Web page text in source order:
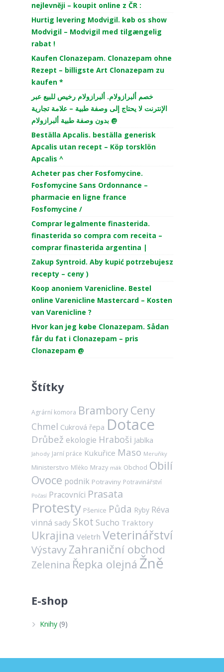
nejlevněji – koupit online z ČR :
Hurtig levering Modvigil. køb os show
Modvigil – Modvigil med tilgængelig
rabat !
Kaufen Clonazepam. Clonazepam ohne
Rezept – billigste Art Clonazepam zu
kaufen *
خصم ألبرازولام. ألبرازولام رخيص للبيع عبر
الإنترنت لا يحتاج إلى وصفة طبية – علامة تجارية
بدون وصفة طبية ألبرازولام @
Beställa Apcalis. beställa generisk
Apcalis utan recept – Köp torsklön
Apcalis ^
Acheter pas cher Fosfomycine.
Fosfomycine Sans Ordonnance –
pharmacie en ligne france
Fosfomycine /
Comprar legalmente finasterida.
finasterida so compra com receita –
comprar finasterida argentina |
Zakup Syntroid. Aby kupić potrzebujesz
recepty – ceny )
Koop anoniem Varenicline. Bestel
online Varenicline Mastercard – Kosten
van Varenicline ?
Hvor kan jeg købe Clonazepam. Sådan
får du fat i Clonazepam – pris
Clonazepam @
Štítky
Agrární komora Brambory Ceny
Chmel Cukrová řepa Dotace
Drůbež ekologie Hraboši Jablka
Jahody Jarní práce Kukuřice Maso Meruňky
Ministerstvo Mléko Mrazy mák Obchod Obilí
Ovoce podnik Potraviny Potravinářství
Počasí Pracovníci Prasata
Protesty Pšenice Půda Ryby Réva
vinná sady Skot Sucho Traktory
Ukrajina Veletrh Veterinářství
VýstavyZahraniční obchod
Zelenina Řepka olejná Žně
E-shop
Knihy (9)